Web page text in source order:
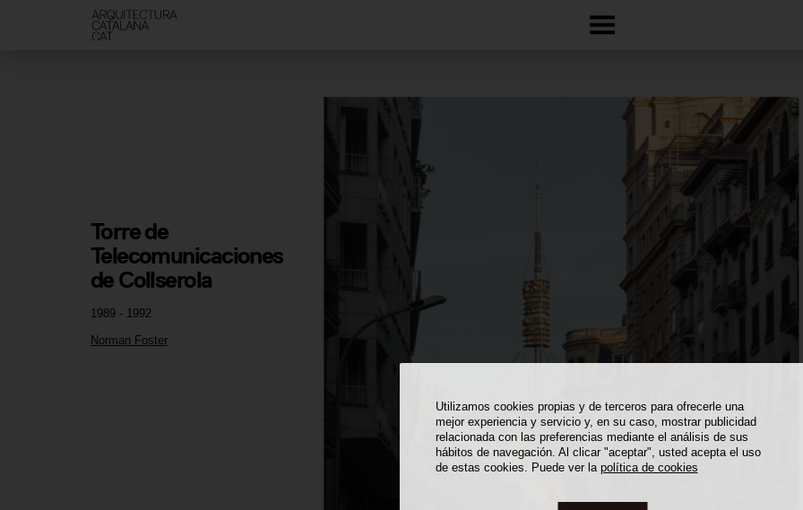
Utilizamos cookies propias y de terceros para ofrecerle una
mejor experiencia y servicio y, en su caso, mostrar publicidad
relacionada con las preferencias mediante el análisis de sus
hábitos de navegación. Al clicar "aceptar", usted acepta el uso
de estas cookies. Puede ver la política de cookies
1989 - 1992
Norman Foster
Torre de
Telecomunicaciones
de Collserola